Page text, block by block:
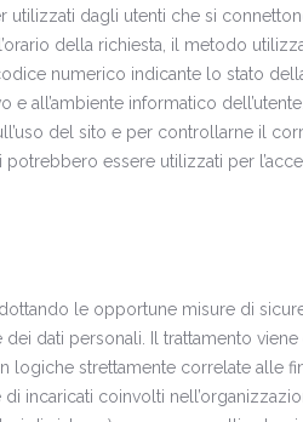
dagli utenti che si
della richiesta, il metodo
numerico indicante lo stato
e all’ambiente informatico
del sito e per controllarne il
essere utilizzati per
le opportune misure di
dati personali. Il trattamento
strettamente correlate alle
incaricati coinvolti